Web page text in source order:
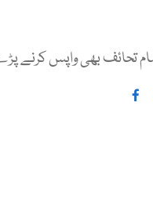
تحائف بھی واپس کرنے